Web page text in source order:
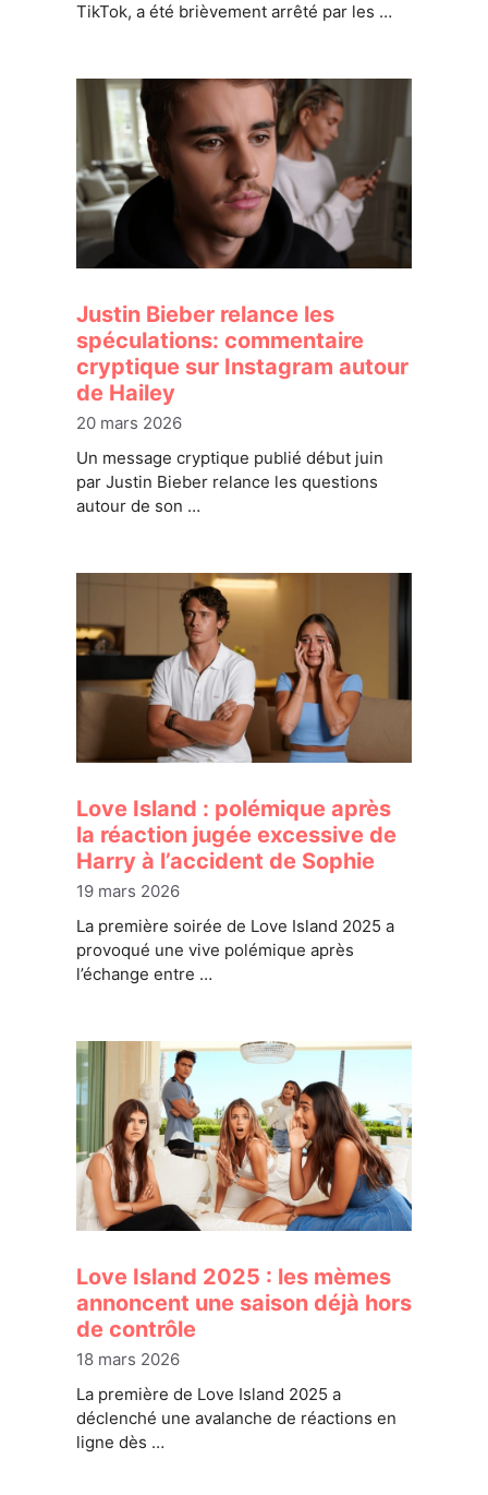
TikTok, a été brièvement arrêté par les …
Justin Bieber relance les
spéculations: commentaire
cryptique sur Instagram autour
de Hailey
20 mars 2026
Un message cryptique publié début juin
par Justin Bieber relance les questions
autour de son …
Love Island : polémique après
la réaction jugée excessive de
Harry à l’accident de Sophie
19 mars 2026
La première soirée de Love Island 2025 a
provoqué une vive polémique après
l’échange entre …
Love Island 2025 : les mèmes
annoncent une saison déjà hors
de contrôle
18 mars 2026
La première de Love Island 2025 a
déclenché une avalanche de réactions en
ligne dès …